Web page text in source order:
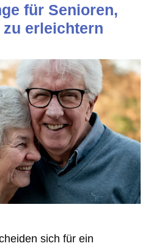
für Senioren,
erleichtern
sich für ein